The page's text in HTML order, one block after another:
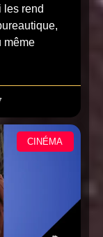
les rend
même
CINÉMA